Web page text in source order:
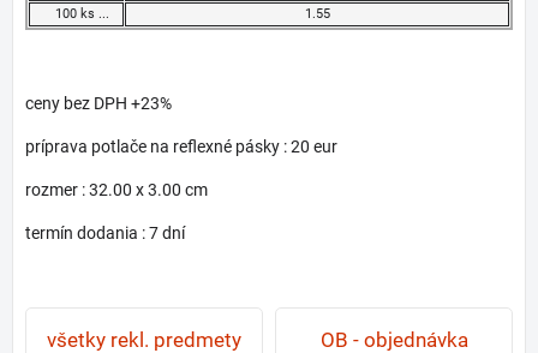
100 ks ...
1.55
ceny bez DPH +23%
príprava potlače na reflexné pásky : 20 eur
rozmer : 32.00 x 3.00 cm
termín dodania : 7 dní
všetky rekl. predmety OB - objednávka